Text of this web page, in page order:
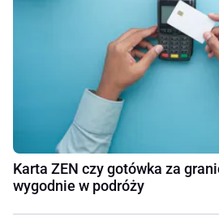
Karta ZEN czy gotówka za
wygodnie w podróży